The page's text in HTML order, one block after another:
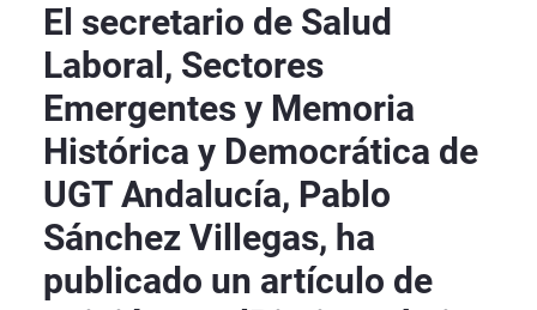
El secretario de Salud
Laboral, Sectores
Emergentes y Memoria
Histórica y Democrática de
UGT Andalucía, Pablo
Sánchez Villegas, ha
publicado un artículo de